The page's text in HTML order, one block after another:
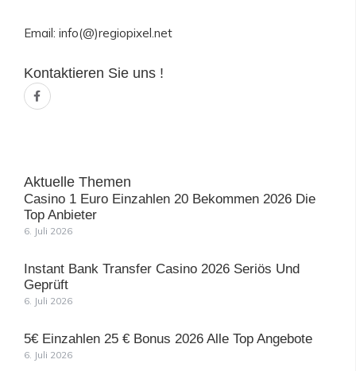
Email: info(@)regiopixel.net
Kontaktieren Sie uns !
F
a
c
-
f
Aktuelle Themen
Casino 1 Euro Einzahlen 20 Bekommen 2026 Die
Top Anbieter
6. Juli 2026
Instant Bank Transfer Casino 2026 Seriös Und
Geprüft
6. Juli 2026
5€ Einzahlen 25 € Bonus 2026 Alle Top Angebote
6. Juli 2026